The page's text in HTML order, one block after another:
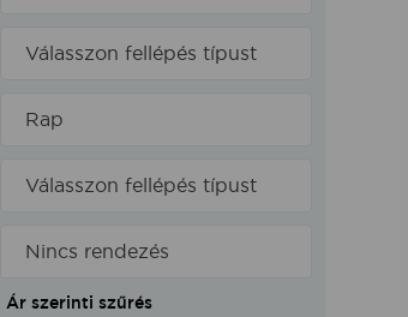
Válasszon fellépés típust
Rap
Válasszon fellépés típust
Nincs rendezés
Ár szerinti szűrés